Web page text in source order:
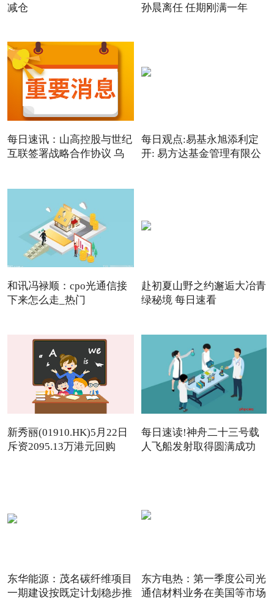
减仓
孙晨离任 任期刚满一年
每日速讯：山高控股与世纪
互联签署战略合作协议 乌
每日观点:易基永旭添利定
开: 易方达基金管理有限公
和讯冯禄顺：cpo光通信接
下来怎么走_热门
赴初夏山野之约邂逅大冶青
绿秘境 每日速看
新秀丽(01910.HK)5月22日
斥资2095.13万港元回购
每日速读!神舟二十三号载
人飞船发射取得圆满成功
东华能源：茂名碳纤维项目
一期建设按既定计划稳步推
东方电热：第一季度公司光
通信材料业务在美国等市场